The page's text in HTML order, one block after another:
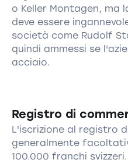
o Keller Montagen, ma
deve essere
società come Rudolf
quindi ammessi se
acciaio.
Registro di
L'iscrizione al registro
generalmente
100.000 franchi